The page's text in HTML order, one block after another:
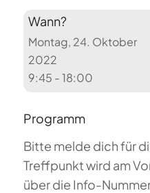
Wann?
Montag, 24. Oktober
2022
9:45 - 18:00
Programm
Bitte melde dich für
Treffpunkt wird am
über die Info-